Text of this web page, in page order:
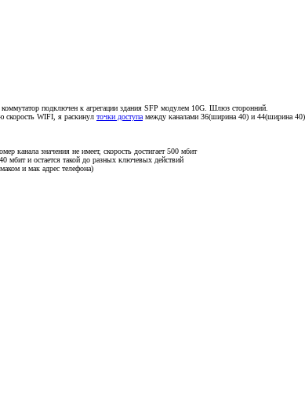
подключен к агрегации здания SFP модулем 10G. Шлюз сторонний.
скорость WIFI, я раскинул точки доступа между каналами 36(ширина 40) и 44(ширина
значения не имеет, скорость достигает 500 мбит
и остается такой до разных ключевых действий
и мак адрес телефона)